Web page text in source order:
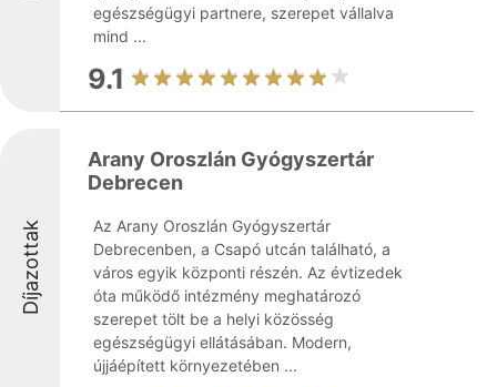
egészségügyi partnere, szerepet vállalva
mind ...
9.1
Díjazottak
Arany Oroszlán Gyógyszertár
Debrecen
Az Arany Oroszlán Gyógyszertár
Debrecenben, a Csapó utcán található, a
város egyik központi részén. Az évtizedek
óta működő intézmény meghatározó
szerepet tölt be a helyi közösség
egészségügyi ellátásában. Modern,
újjáépített környezetében ...